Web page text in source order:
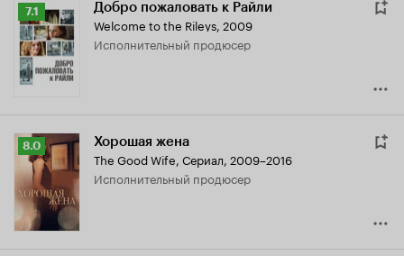
Рейтинг
Кинопоиска
7.1
7.1 Добро пожаловать к Райли
Welcome to the Rileys, 2009
исполнительный продюсер
Рейтинг
Кинопоиска
8.0
8.0 Хорошая жена
The Good Wife, Сериал, 2009–2016
исполнительный продюсер